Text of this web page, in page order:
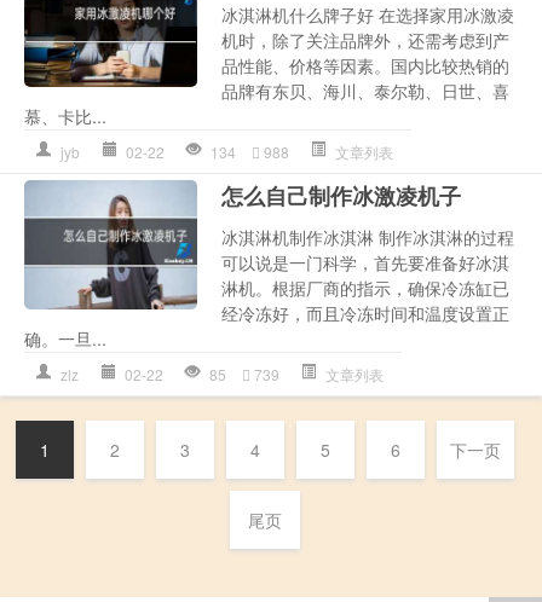
冰淇淋机什么牌子好 在选择家用冰激凌
机时，除了关注品牌外，还需考虑到产
品性能、价格等因素。国内比较热销的
品牌有东贝、海川、泰尔勒、日世、喜
慕、卡比...
jyb 02-22 134 988 文章列表
怎么自己制作冰激凌机子
冰淇淋机制作冰淇淋 制作冰淇淋的过程
可以说是一门科学，首先要准备好冰淇
淋机。根据厂商的指示，确保冷冻缸已
经冷冻好，而且冷冻时间和温度设置正
确。一旦...
zlz 02-22 85 739 文章列表
1 2 3 4 5 6 下一页
尾页